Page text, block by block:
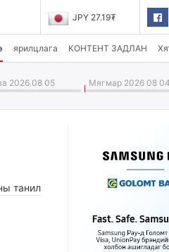
JPY 27.19₮
ярилцлага КОНТЕНТ ЗАДЛАН
2026 08 05 Мягмар 2026 08 04
танил